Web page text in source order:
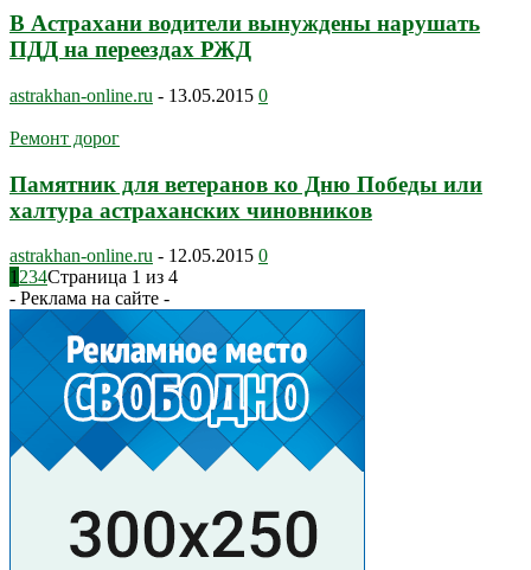
В Астрахани водители вынуждены нарушать
ПДД на переездах РЖД
astrakhan-online.ru - 13.05.2015 0
Ремонт дорог
Памятник для ветеранов ко Дню Победы или
халтура астраханских чиновников
astrakhan-online.ru - 12.05.2015 0
1234Страница 1 из 4
- Реклама на сайте -